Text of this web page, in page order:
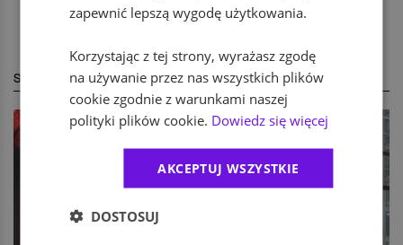
STREFA EKSPERTA
zapewnić lepszą wygodę użytkowania.
Korzystając z tej strony, wyrażasz zgodę
na używanie przez nas wszystkich plików
cookie zgodnie z warunkami naszej
polityki plików cookie. Dowiedz się więcej
AKCEPTUJ WSZYSTKIE
DOSTOSUJ